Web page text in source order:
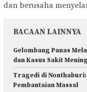
dan berusaha
BACAAN LAINNYA
Gelombang Panas
dan Kasus Sakit
Tragedi di Nonthaburi:
Pembantaian Massal